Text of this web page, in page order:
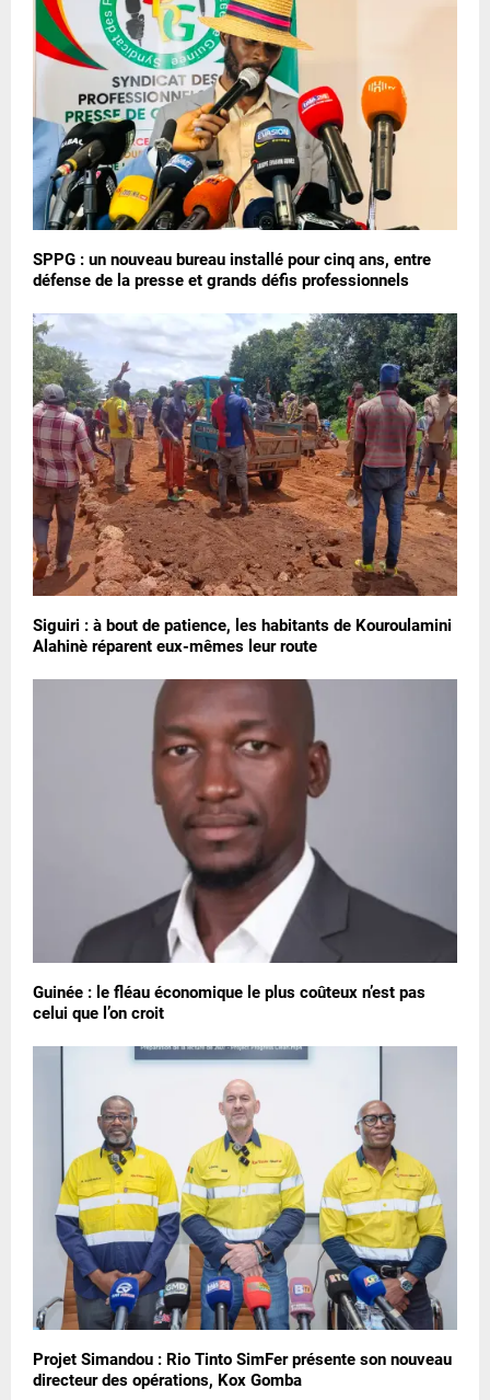
SPPG : un nouveau bureau installé pour cinq ans, entre
défense de la presse et grands défis professionnels
Siguiri : à bout de patience, les habitants de Kouroulamini
Alahinè réparent eux-mêmes leur route
Guinée : le fléau économique le plus coûteux n’est pas
celui que l’on croit
Projet Simandou : Rio Tinto SimFer présente son nouveau
directeur des opérations, Kox Gomba